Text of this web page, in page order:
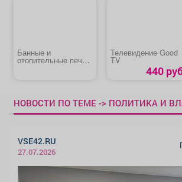
Банные и
отопительные печи,
Телевидение Good
TV
440
НОВОСТИ ПО ТЕМЕ -> ПОЛИТИКА И
VSE42.RU
27.07.2026